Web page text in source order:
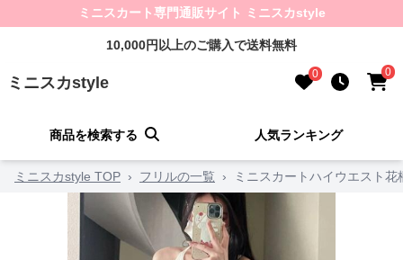
ミニスカート専門通販サイト ミニスカstyle
10,000円以上のご購入で送料無料
ミニスカstyle 0 0
商品を検索する 人気ランキング
ミニスカstyle TOP › フリルの一覧 › ミニスカートハイウエスト